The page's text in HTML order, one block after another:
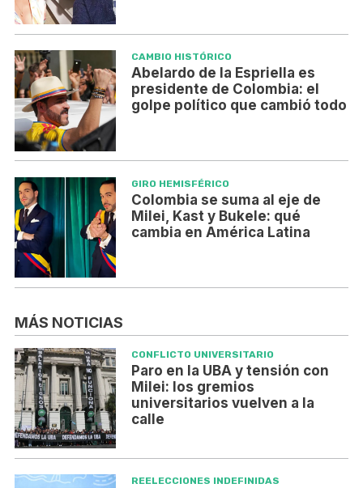
CAMBIO HISTÓRICO
Abelardo de la Espriella es
presidente de Colombia: el
golpe político que cambió todo
GIRO HEMISFÉRICO
Colombia se suma al eje de
Milei, Kast y Bukele: qué
cambia en América Latina
MÁS NOTICIAS
CONFLICTO UNIVERSITARIO
Paro en la UBA y tensión con
Milei: los gremios
universitarios vuelven a la
calle
REELECCIONES INDEFINIDAS